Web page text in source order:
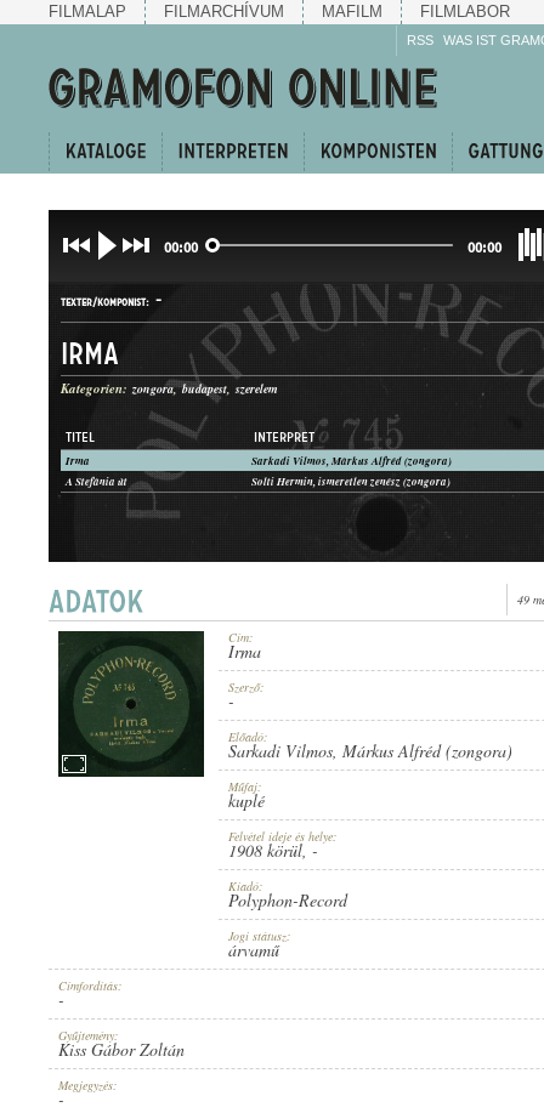
FILMALAP FILMARCHÍVUM MAFILM FILMLABOR
RSS WAS IST
00:00 00:00
TEXTER/KOMPONIST: -
GATTUNG: KUPLÉ
ERSCHEINUNGSJAHR: 1908 KÖRÜL
POLYPHON-RECORD
PLATTENAUFNAHME:
Irma
Kategorien: zongora budapest szerelem
TITEL INTERPRET
Irma
Sarkadi Vilmos, Márkus Alfréd (zongora)
A Stefánia út
Solti Hermin, ismeretlen zenész (zongora)
49
Cím:
Irma
Szerző:
-
Előadó:
Sarkadi Vilmos, Márkus Alfréd (zongora)
Műfaj:
kuplé
Felvétel ideje és helye:
1908 körül, -
Kiadó:
Polyphon-Record
Jogi státusz:
árvamű
Címfordítás:
-
Gyűjtemény:
Kiss Gábor Zoltán
Megjegyzés:
-